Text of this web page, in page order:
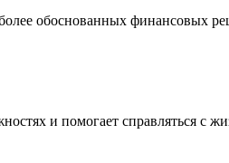
обоснованных финансовых
и помогает справляться с